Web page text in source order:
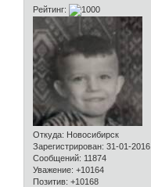
Рейтинг:
Откуда: Новосибирск
Зарегистрирован: 31-01-2016
Сообщений: 11874
Уважение: +10164
Позитив: +10168